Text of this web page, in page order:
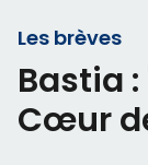
Les brèves
Bastia
Cœur